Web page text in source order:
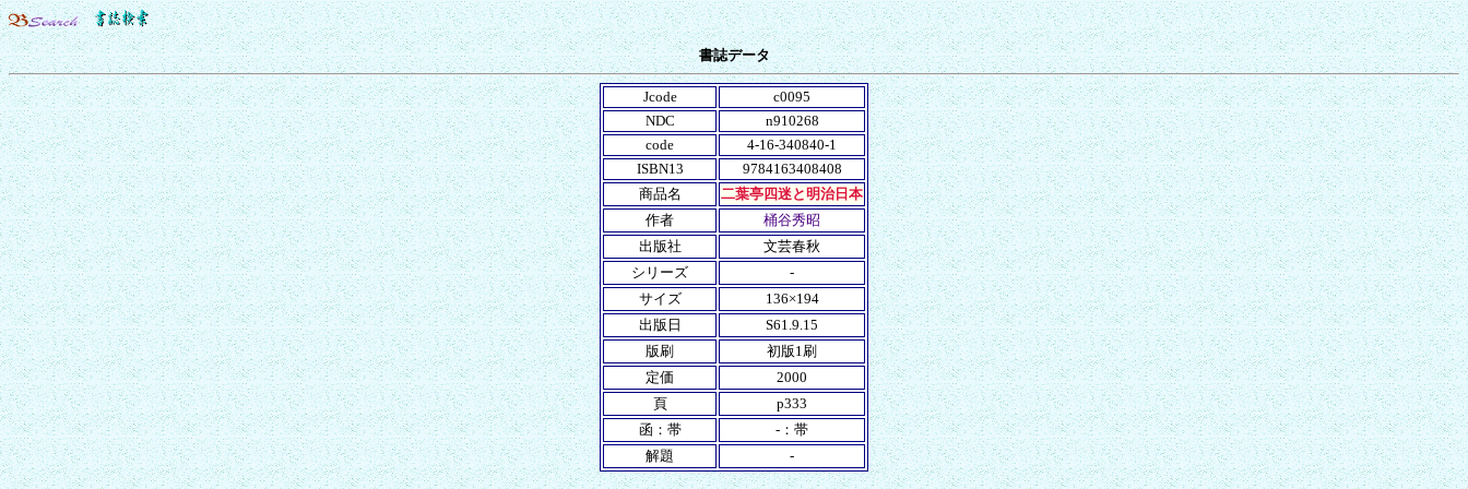
書誌データ
Jcode
c0095
NDC
n910268
code
4-16-340840-1
ISBN13
9784163408408
商品名
二葉亭四迷と明治日本
作者
桶谷秀昭
出版社
文芸春秋
シリーズ
-
サイズ
136×194
出版日
S61.9.15
版刷
初版1刷
定価
2000
頁
p333
函：帯
-：帯
解題
-